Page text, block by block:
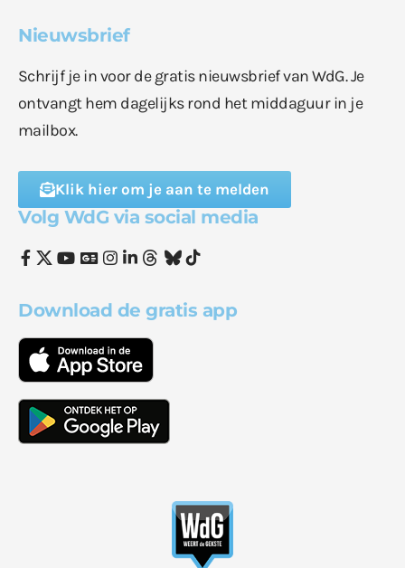
Nieuwsbrief
Schrijf je in voor de gratis nieuwsbrief van WdG. Je
ontvangt hem dagelijks rond het middaguur in je
mailbox.
Klik hier om je aan te melden
Volg WdG via social media
Download de gratis app